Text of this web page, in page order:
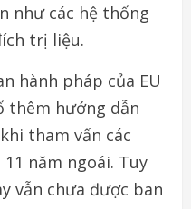
như các hệ thống
trị liệu.
hành pháp của EU
thêm hướng dẫn
tham vấn các
năm ngoái. Tuy
vẫn chưa được ban